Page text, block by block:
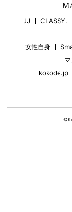
JJ CLASSY.
女性自身
kokode.jp